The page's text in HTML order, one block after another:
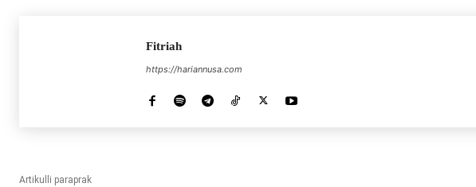
Fitriah
https://hariannusa.com
Artikulli paraprak